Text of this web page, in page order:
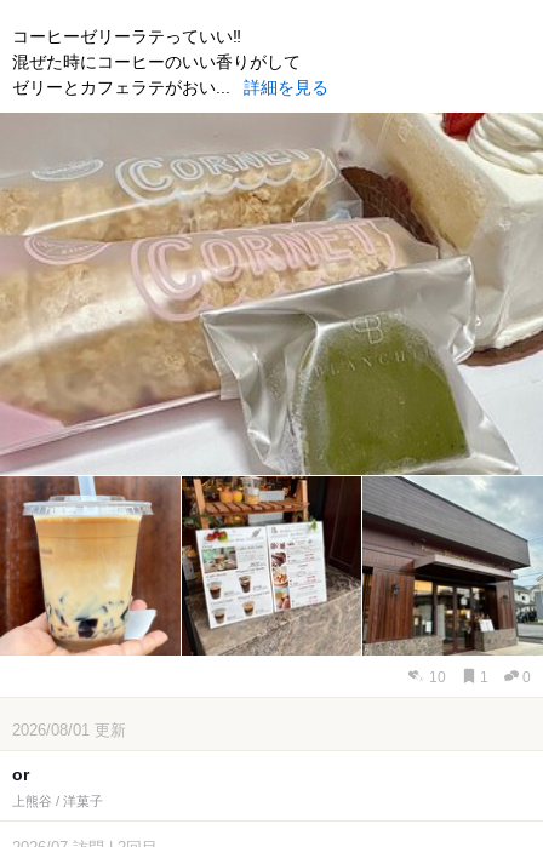
コーヒーゼリーラテっていい‼︎
混ぜた時にコーヒーのいい香りがして
ゼリーとカフェラテがおい...
詳細を見る
10 1 0
2026/08/01 更新
or
上熊谷 / 洋菓子